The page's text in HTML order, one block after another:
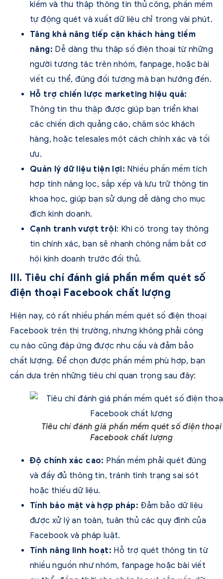
kiếm và thu thập thông tin thủ công, phần mềm
tự động quét và xuất dữ liệu chỉ trong vài phút.
Tăng khả năng tiếp cận khách hàng tiềm
năng: Dễ dàng thu thập số điện thoại từ những
người tương tác trên nhóm, fanpage, hoặc bài
viết cụ thể, đúng đối tượng mà bạn hướng đến.
Hỗ trợ chiến lược marketing hiệu quả:
Thông tin thu thập được giúp bạn triển khai
các chiến dịch quảng cáo, chăm sóc khách
hàng, hoặc telesales một cách chính xác và tối
ưu.
Quản lý dữ liệu tiện lợi: Nhiều phần mềm tích
hợp tính năng lọc, sắp xếp và lưu trữ thông tin
khoa học, giúp bạn sử dụng dễ dàng cho mục
đích kinh doanh.
Cạnh tranh vượt trội: Khi có trong tay thông
tin chính xác, bạn sẽ nhanh chóng nắm bắt cơ
hội kinh doanh trước đối thủ.
III. Tiêu chí đánh giá phần mềm quét số
điện thoại Facebook chất lượng
Hiện nay, có rất nhiều phần mềm quét số điện thoại
Facebook trên thị trường, nhưng không phải công
cụ nào cũng đáp ứng được nhu cầu và đảm bảo
chất lượng. Để chọn được phần mềm phù hợp, bạn
cần dựa trên những tiêu chí quan trọng sau đây:
Tiêu chí đánh giá phần mềm quét số điện thoại
Facebook chất lượng
Độ chính xác cao: Phần mềm phải quét đúng
và đầy đủ thông tin, tránh tình trạng sai sót
hoặc thiếu dữ liệu.
Tính bảo mật và hợp pháp: Đảm bảo dữ liệu
được xử lý an toàn, tuân thủ các quy định của
Facebook và pháp luật.
Tính năng linh hoạt: Hỗ trợ quét thông tin từ
nhiều nguồn như nhóm, fanpage hoặc bài viết